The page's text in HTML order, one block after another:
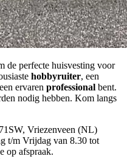
de perfecte huisvesting voor
hobbyruiter, een
ervaren professional bent.
nodig hebben. Kom langs
Vriezenveen (NL)
t/m Vrijdag van 8.30 tot
op afspraak.